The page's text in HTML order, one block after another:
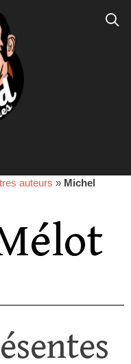
auteurs » Michel